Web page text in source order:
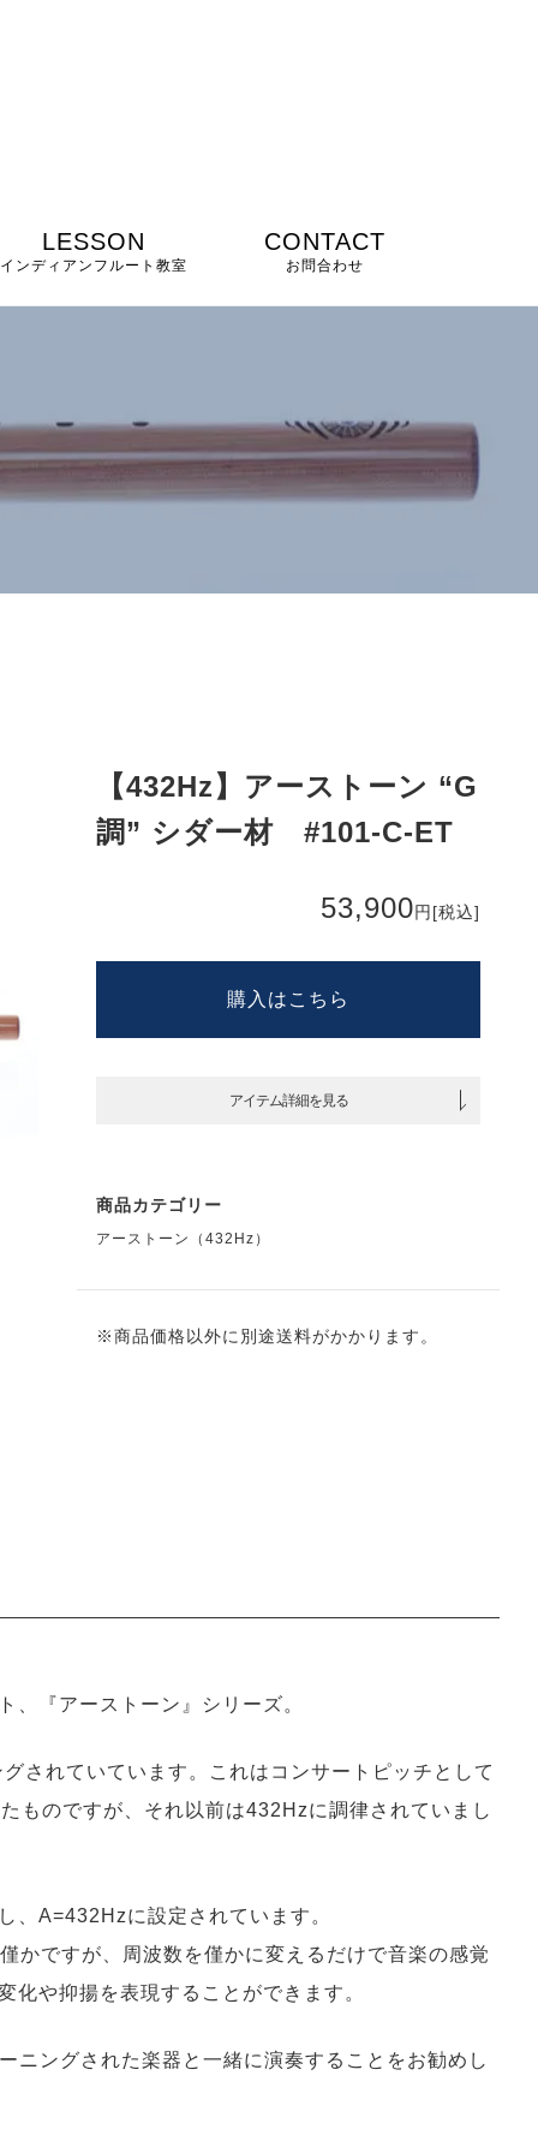
LESSON
インディアンフルート教室
CONTACT
お問合わせ
【432Hz】アーストーン “G
調” シダー材 #101-C-ET
53,900円 [税込]
購入はこちら
アイテム詳細を見る
商品カテゴリー
アーストーン（432Hz）
※商品価格以外に別途送料がかかります。
、『アーストーン』シリーズ。
されていています。これはコンサートピッチとして
ものですが、それ以前は432Hzに調律されていまし
、A=432Hzに設定されています。
かですが、周波数を僅かに変えるだけで音楽の感覚
化や抑揚を表現することができます。
ニングされた楽器と一緒に演奏することをお勧めし